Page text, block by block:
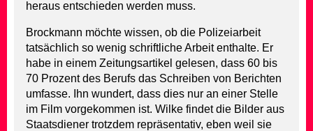
heraus entschieden werden muss.
Brockmann möchte wissen, ob die Polizeiarbeit
tatsächlich so wenig schriftliche Arbeit enthalte. Er
habe in einem Zeitungsartikel gelesen, dass 60 bis
70 Prozent des Berufs das Schreiben von Berichten
umfasse. Ihn wundert, dass dies nur an einer Stelle
im Film vorgekommen ist. Wilke findet die Bilder aus
Staatsdiener trotzdem repräsentativ, eben weil sie